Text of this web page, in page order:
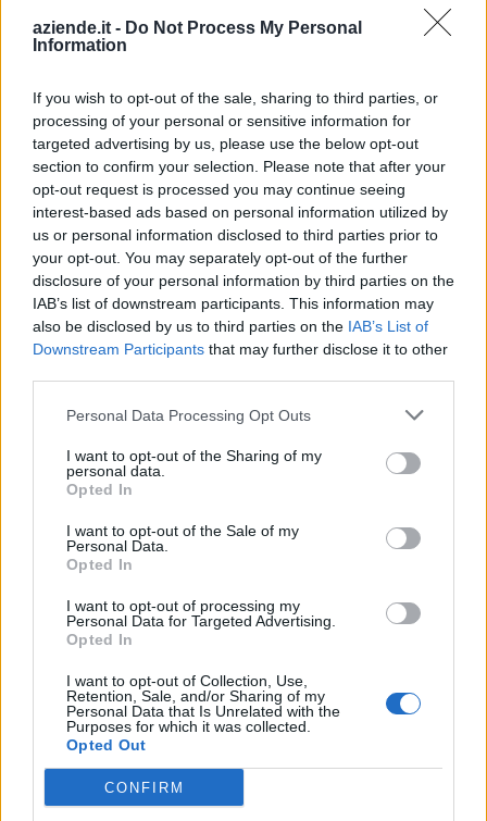
aziende.it - Do Not Process My Personal
Information
If you wish to opt-out of the sale, sharing to third parties, or
processing of your personal or sensitive information for
targeted advertising by us, please use the below opt-out
section to confirm your selection. Please note that after your
opt-out request is processed you may continue seeing
interest-based ads based on personal information utilized by
us or personal information disclosed to third parties prior to
your opt-out. You may separately opt-out of the further
disclosure of your personal information by third parties on the
IAB’s list of downstream participants. This information may
also be disclosed by us to third parties on the IAB’s List of
Downstream Participants that may further disclose it to other
Personal Data Processing Opt Outs
I want to opt-out of the Sharing of my
personal data.
Opted In
I want to opt-out of the Sale of my
Personal Data.
Opted In
I want to opt-out of processing my
Personal Data for Targeted Advertising.
Opted In
I want to opt-out of Collection, Use,
Retention, Sale, and/or Sharing of my
Personal Data that Is Unrelated with the
Purposes for which it was collected.
Opted Out
CONFIRM
DIRITTO ALLO STUDIO UNIVERSITARIO , FO
259 euro
2026-05-28
Academy di filiera sistemi di mobilità – green jobs e
tessile, abbigliamento, moda, ai sensi della direttiva
regionale
REGIONE PIEMONTE - DIREZIONE ISTRUZIONE E
DIRITTO ALLO STUDIO UNIVERSITARIO , FO
1.102 euro
2026-02-05
Esonero dal versamento dei contributi previdenziali
per assunzioni di donne lavoratrici dal 1 luglio 2022 ( art. 1
5.921 euro
Esonero dal versamento dei contributi previdenziali
per l'assunzione di giovani lavoratori ( art. 1 comma 10-15
L. 178/
inps
25.185 euro
Intervento per il supporto alle imprese di micro,
piccola e media dimensione nella tutela dei marchi
Unione Italiana delle Camere di Commercio
Industria, Artigianato e Agricoltura
330 euro
2025-10-22
Academy di filiera sistemi di mobilità – green jobs e